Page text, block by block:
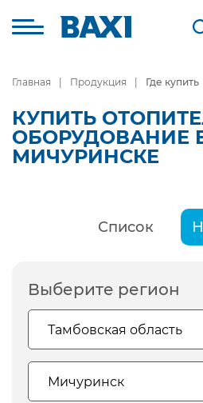
Главная Продукция Где купить
КУПИТЬ
ОБОРУДОВАНИЕ
МИЧУРИНСКЕ
Список
Выберите регион